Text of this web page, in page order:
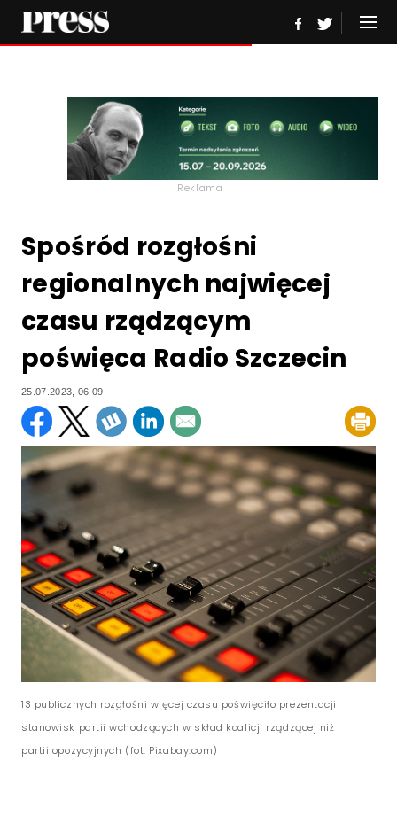
Reklama
Spośród rozgłośni
regionalnych najwięcej
czasu rządzącym
poświęca Radio Szczecin
25.07.2023, 06:09
13 publicznych rozgłośni więcej czasu poświęciło prezentacji
stanowisk partii wchodzących w skład koalicji rządzącej niż
partii opozycyjnych (fot. Pixabay.com)